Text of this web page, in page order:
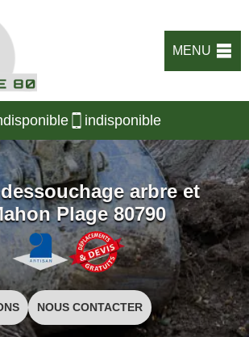
MENU
indisponible
arbre et
Plage 80790
NOUS CONTACTER